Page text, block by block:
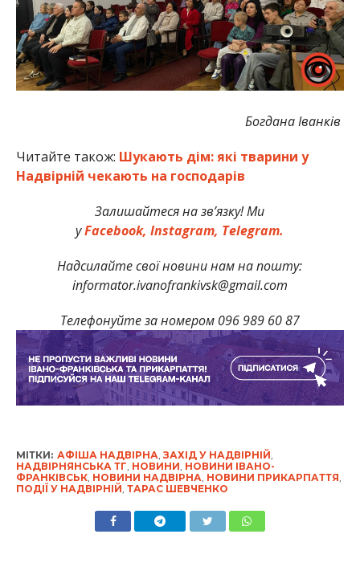
Богдана Іванків
Читайте також: Шукають дім: які тварини у
Надвірній чекають на господарів
Залишайтеся на зв’язку! Ми
уFacebook, Instagram, Telegram.
Надсилайте свої новини нам на пошту:
informator.ivanofrankivsk@gmail.com
Телефонуйте за номером 096 989 60 87
МІТКИ: АФІША НАДВІРНА ЗАХІД У НАДВІРНІЙ
НАДВІРНЯНСЬКА ТГ НОВИНИ НОВИНИ ІВАНО-
ФРАНКІВСЬК, НОВИНИ НАДВІРНА НОВИНИ ПРИКАРПАТТЯ
ПОДІЇ У НАДВІРНІЙ ТАРАС ШЕВЧЕНКО